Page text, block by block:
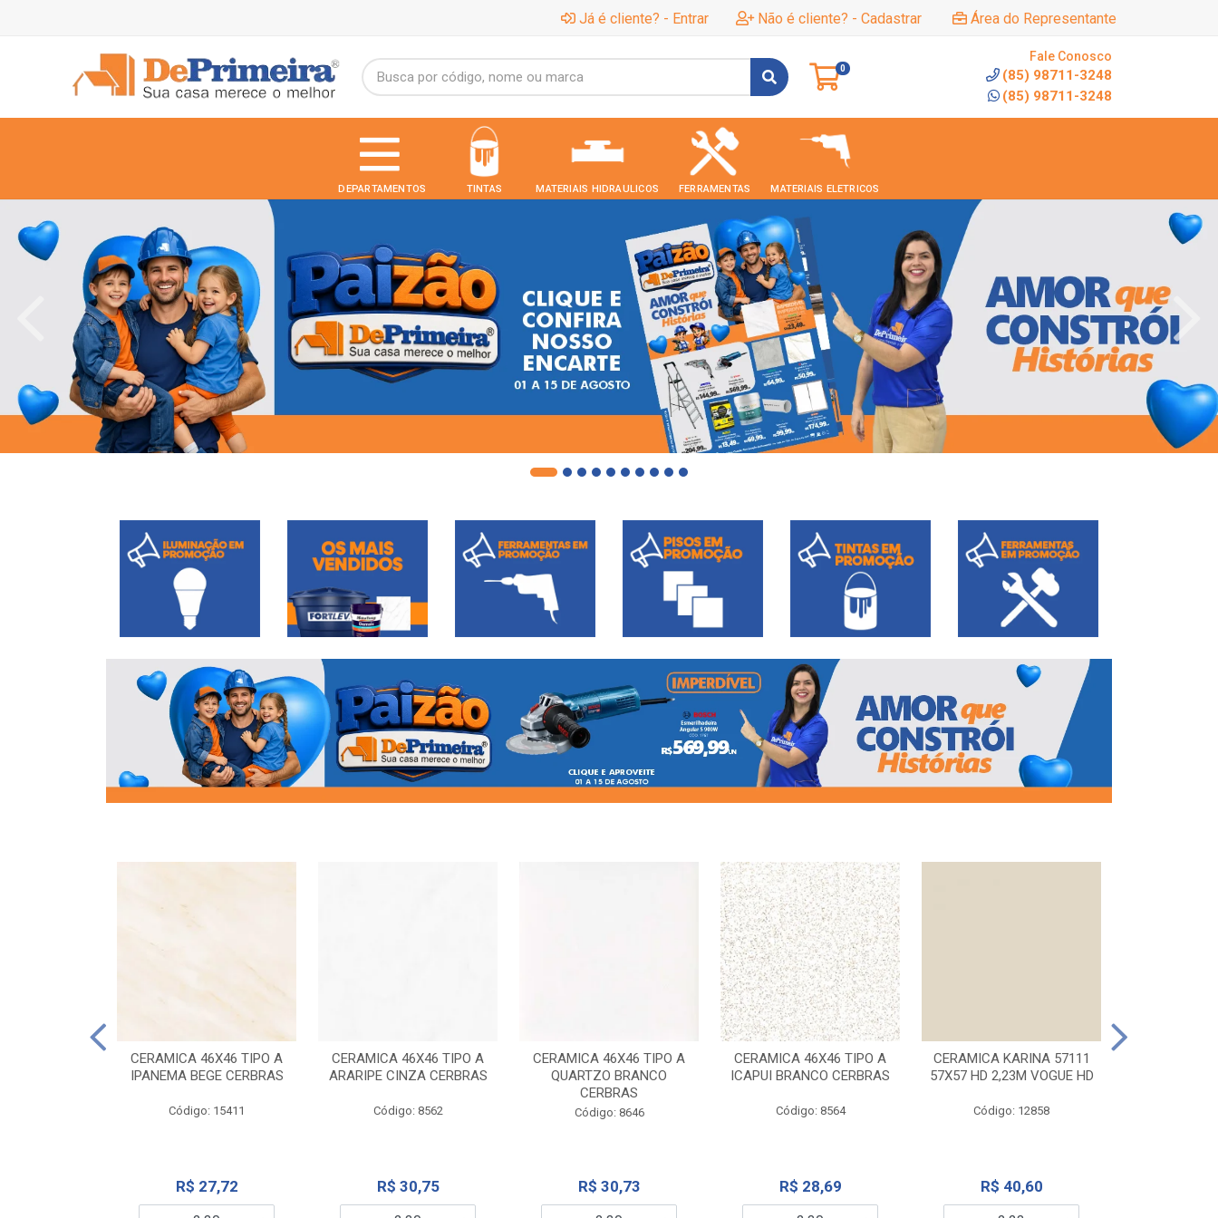
Já é cliente? - Entrar Não é cliente? - Cadastrar Área do Representante
0
Fale Conosco
(85) 98711-3248
(85) 98711-3248
DEPARTAMENTOS TINTAS MATERIAIS HIDRAULICOS FERRAMENTAS MATERIAIS ELETRICOS
CERAMICA 46X46 TIPO A
IPANEMA BEGE CERBRAS
Código: 15411
R$ 27,72
CERAMICA 46X46 TIPO A
ARARIPE CINZA CERBRAS
Código: 8562
R$ 30,75
CERAMICA 46X46 TIPO A
QUARTZO BRANCO
CERBRAS
Código: 8646
R$ 30,73
CERAMICA 46X46 TIPO A
ICAPUI BRANCO CERBRAS
Código: 8564
R$ 28,69
CERAMICA KARINA 57111
57X57 HD 2,23M VOGUE HD
Código: 12858
R$ 40,60